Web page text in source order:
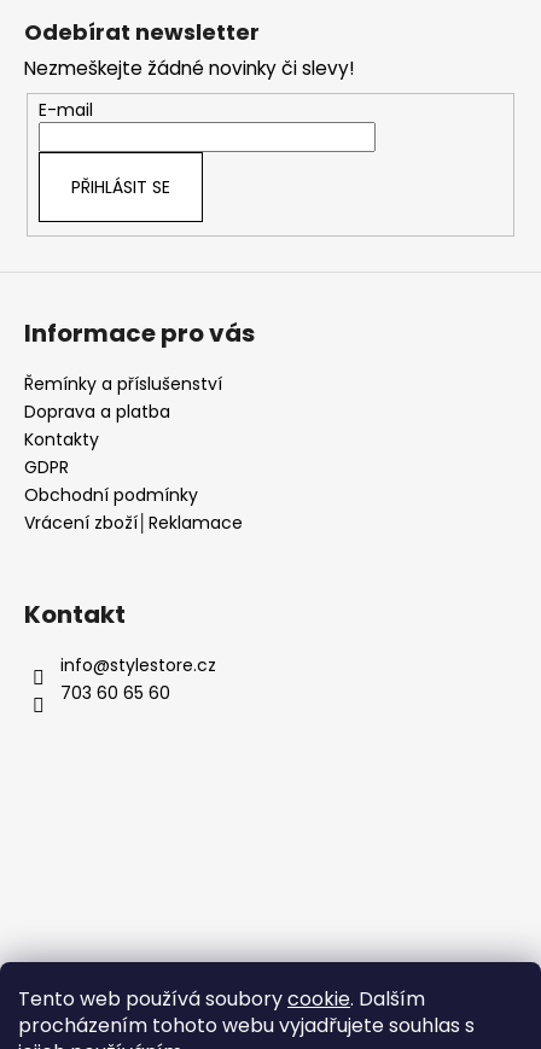
Tento web používá souborycookie. Dalším
procházením tohoto webu vyjadřujete souhlas s
Odebírat newsletter
Nezmeškejte žádné novinky či slevy!
E-mail
PŘIHLÁSIT SE
Informace pro vás
Řemínky a příslušenství
Doprava a platba
Kontakty
GDPR
Obchodní podmínky
Vrácení zboží│Reklamace
Kontakt
info@stylestore.cz
703 60 65 60